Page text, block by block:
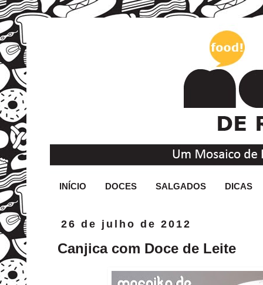
INÍCIO DOCES SALGADOS DICAS
26 de julho de 2012
Canjica com Doce de Leite